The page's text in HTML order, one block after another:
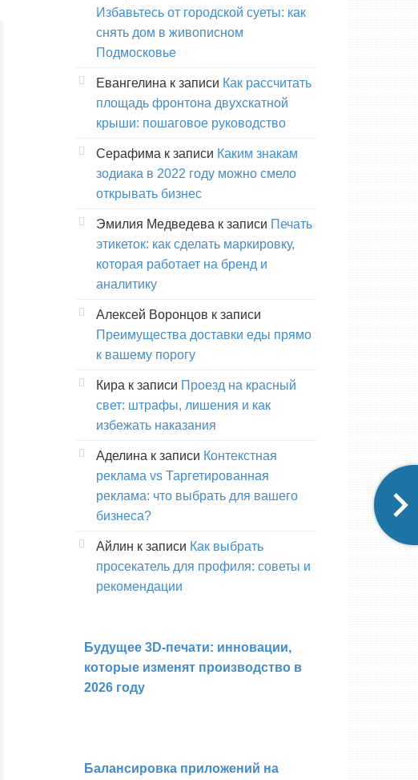
Избавьтесь от городской суеты: как
снять дом в живописном
Подмосковье
Евангелина к записи Как рассчитать
площадь фронтона двухскатной
крыши: пошаговое руководство
Серафима к записи Каким знакам
зодиака в 2022 году можно смело
открывать бизнес
Эмилия Медведева к записи Печать
этикеток: как сделать маркировку,
которая работает на бренд и
аналитику
Алексей Воронцов к записи
Преимущества доставки еды прямо
к вашему порогу
Кира к записи Проезд на красный
свет: штрафы, лишения и как
избежать наказания
Аделина к записи Контекстная
реклама vs Таргетированная
реклама: что выбрать для вашего
бизнеса?
Айлин к записи Как выбрать
просекатель для профиля: советы и
рекомендации
Будущее 3D-печати: инновации,
которые изменят производство в
2026 году
Балансировка приложений на